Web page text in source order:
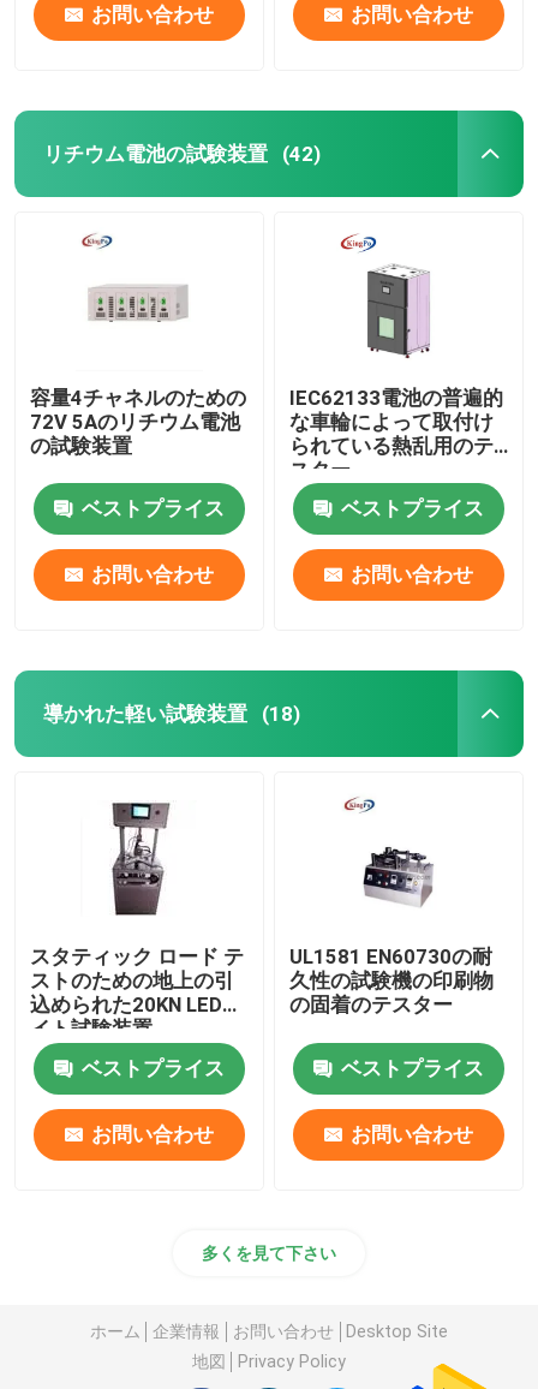
お問い合わせ お問い合わせ
リチウム電池の試験装置 (42)
容量4チャネルのための
72V 5Aのリチウム電池
の試験装置
ベストプライス
お問い合わせ
IEC62133電池の普遍的
な車輪によって取付け
られている熱乱用のテ
スター
ベストプライス
お問い合わせ
導かれた軽い試験装置 (18)
スタティック ロード テ
ストのための地上の引
込められた20KN LEDラ
イト試験装置
ベストプライス
お問い合わせ
UL1581 EN60730の耐
久性の試験機の印刷物
の固着のテスター
ベストプライス
お問い合わせ
多くを見て下さい
ホーム 企業情報 お問い合わせ
Desktop Site
地図
Privacy Policy